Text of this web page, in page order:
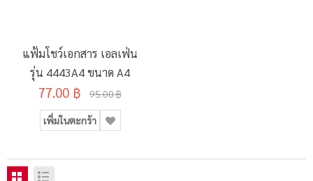
แฟ้มโชว์เอกสาร เอลเฟ่น
รุ่น 4443A4 ขนาด A4
77.00 ฿ 95.00 ฿
เพิ่มในตะกร้า